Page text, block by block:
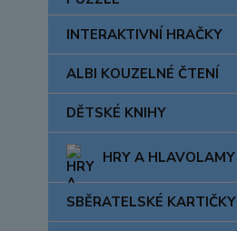
INTERAKTIVNÍ HRAČKY
ALBI KOUZELNÉ ČTENÍ
DĚTSKÉ KNIHY
HRY A HLAVOLAMY
SBĚRATELSKÉ KARTIČKY